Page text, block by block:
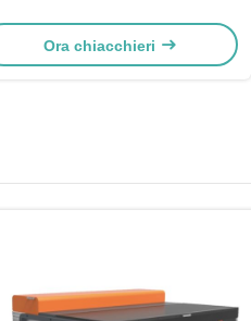
Ora chiacchieri